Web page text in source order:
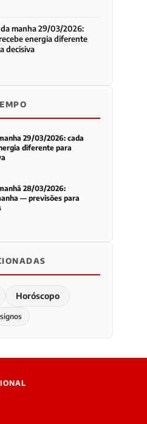
manha 29/03/2026:
energia diferente
decisiva
29/03/2026: cada
diferente para
28/03/2026:
— previsões para
Horóscopo
signos